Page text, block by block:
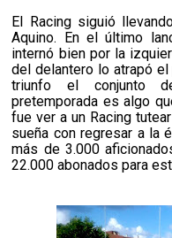
El Racing siguió
Aquino. En el último
internó bien por la
del delantero lo atrapó
triunfo el conjunto
pretemporada es algo
fue ver a un Racing
sueña con regresar a la
más de 3.000
22.000 abonados para